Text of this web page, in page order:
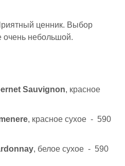
ценник. Выбор
небольшой.
Sauvignon, красное
, красное сухое - 590
, белое сухое - 590